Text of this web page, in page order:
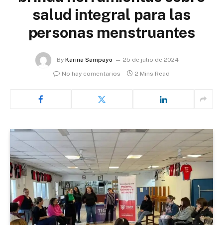
salud integral para las
personas menstruantes
By Karina Sampayo
25 de julio de 2024
No hay comentarios
2 Mins Read